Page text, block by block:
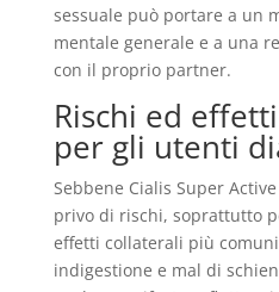
sessuale può portare a un
mentale generale e a una
con il proprio partner.
Rischi ed
per gli utenti
Sebbene Cialis Super
privo di rischi, soprattutto
effetti collaterali più
indigestione e mal di